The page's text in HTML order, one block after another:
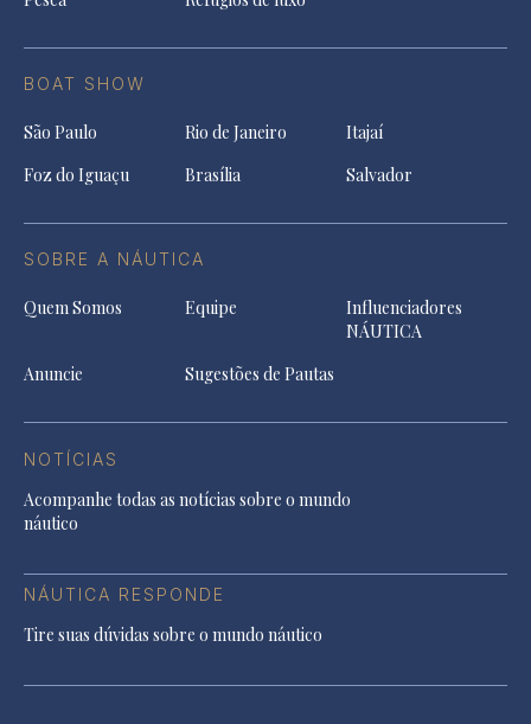
BOAT SHOW
São Paulo Rio de Janeiro
Itajaí
Foz do Iguaçu
Brasília Salvador
SOBRE A NÁUTICA
Quem Somos Equipe
Influenciadores
NÁUTICA
Anuncie
Sugestões de Pautas
NOTÍCIAS
Acompanhe todas as notícias sobre o mundo
náutico
NÁUTICA RESPONDE
Tire suas dúvidas sobre o mundo náutico